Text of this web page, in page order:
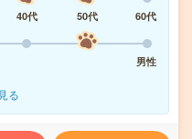
40代 50代
60代
男性
る